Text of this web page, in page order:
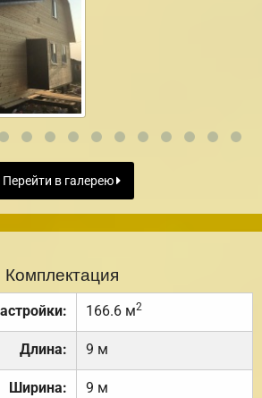
Перейти в галерею
Комплектация
166.6 м2
Длина: 9 м
Ширина: 9 м